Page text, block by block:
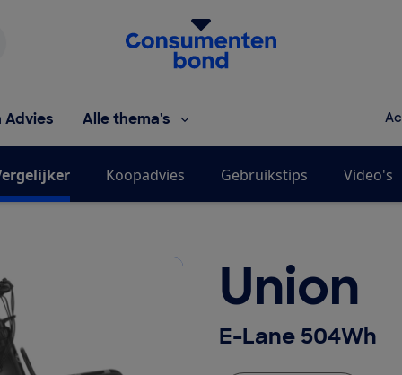
Homepage van de Consumentenbond
Advies Alle thema's
Koopadvies Gebruikstips Video's
Union
E-Lane 504Wh